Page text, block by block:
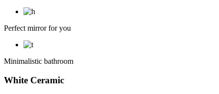
Perfect mirror for you
Minimalistic bathroom
White Ceramic